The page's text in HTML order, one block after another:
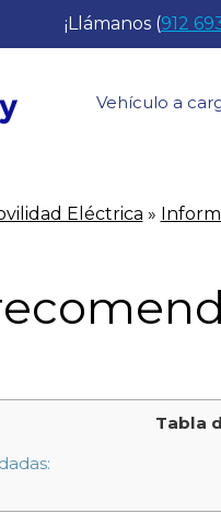
¡Llámanos (912
Vehículo a
Eléctrica »
Tabla